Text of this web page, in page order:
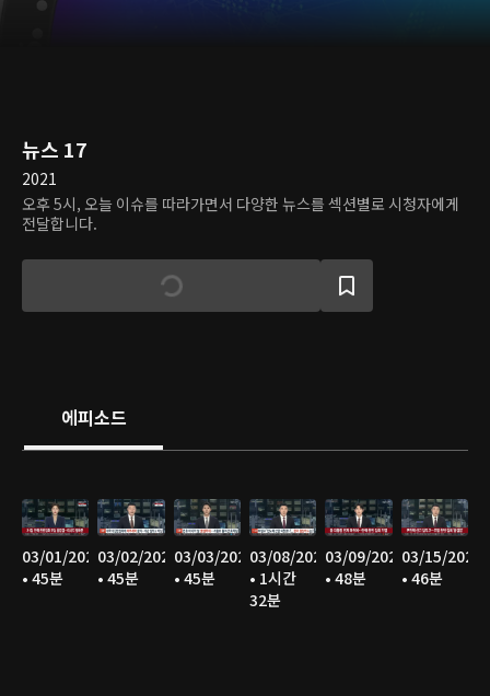
뉴스 17
2021
오후 5시, 오늘 이슈를 따라가면서 다양한 뉴스를 섹션별로 시청자에게
전달합니다.
에피소드
03/01/2025
• 45분
03/02/2025
• 45분
03/03/2025
• 45분
03/08/2025
• 1시간
32분
03/09/2025
• 48분
03/15/2025
• 46분